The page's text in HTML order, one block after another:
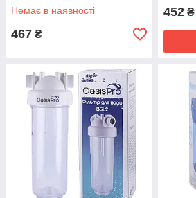
Немає в наявності
467 ₴
452 ₴